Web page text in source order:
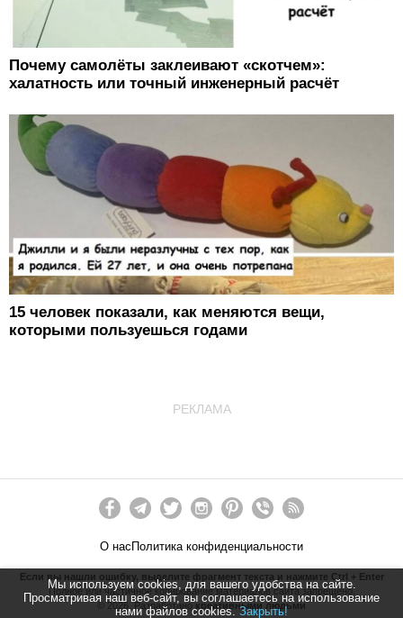
Мы используем cookies, для вашего удобства на сайте.
Просматривая наш веб-сайт, вы соглашаетесь на использование
нами файлов cookies. Закрыть!
Почему самолёты заклеивают «скотчем»:
халатность или точный инженерный расчёт
15 человек показали, как меняются вещи,
которыми пользуешься годами
РЕКЛАМА
О нас Политика конфиденциальности
Если вы нашли ошибку, выделите фрагмент текста и нажмите Ctrl + Enter
Полное или частичное копирование материалов сайта запрещено.
2026 . Разработано креативными людьми